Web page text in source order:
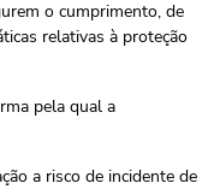
o cumprimento, de
relativas à proteção
pela qual a
a risco de incidente de